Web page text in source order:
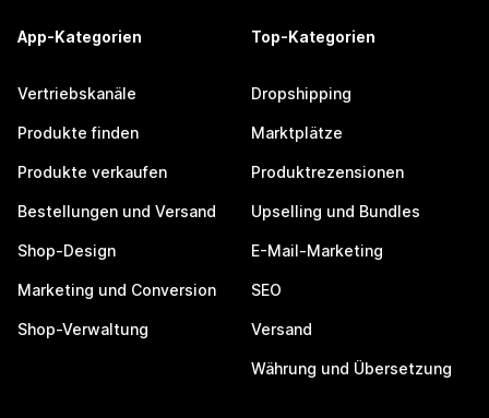
App-Kategorien
Vertriebskanäle
Produkte finden
Produkte verkaufen
Bestellungen und Versand
Shop-Design
Marketing und Conversion
Shop-Verwaltung
Top-Kategorien
Dropshipping
Marktplätze
Produktrezensionen
Upselling und Bundles
E-Mail-Marketing
SEO
Versand
Währung und Übersetzung